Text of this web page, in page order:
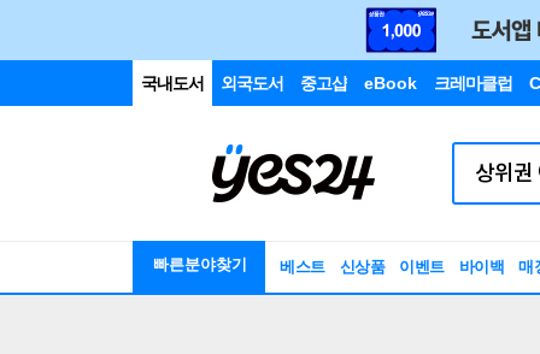
국내도서 외국도서 중고샵 eBook 크레마클럽
빠른분야찾기 베스트 신상품 이벤트 바이백 매